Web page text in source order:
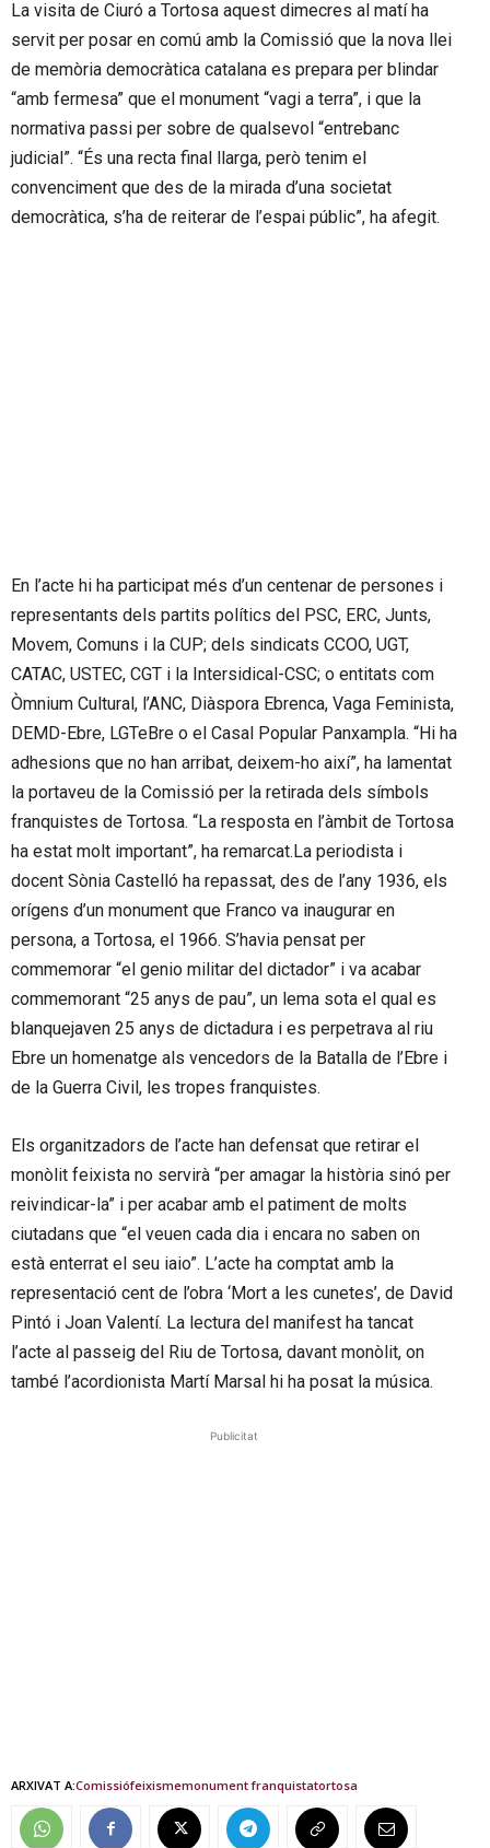
La visita de Ciuró a Tortosa aquest dimecres al matí ha
servit per posar en comú amb la Comissió que la nova llei
de memòria democràtica catalana es prepara per blindar
“amb fermesa” que el monument “vagi a terra”, i que la
normativa passi per sobre de qualsevol “entrebanc
judicial”. “És una recta final llarga, però tenim el
convenciment que des de la mirada d’una societat
democràtica, s’ha de reiterar de l’espai públic”, ha afegit.
En l’acte hi ha participat més d’un centenar de persones i
representants dels partits polítics del PSC, ERC, Junts,
Movem, Comuns i la CUP; dels sindicats CCOO, UGT,
CATAC, USTEC, CGT i la Intersidical-CSC; o entitats com
Òmnium Cultural, l’ANC, Diàspora Ebrenca, Vaga Feminista,
DEMD-Ebre, LGTeBre o el Casal Popular Panxampla. “Hi ha
adhesions que no han arribat, deixem-ho així”, ha lamentat
la portaveu de la Comissió per la retirada dels símbols
franquistes de Tortosa. “La resposta en l’àmbit de Tortosa
ha estat molt important”, ha remarcat.La periodista i
docent Sònia Castelló ha repassat, des de l’any 1936, els
orígens d’un monument que Franco va inaugurar en
persona, a Tortosa, el 1966. S’havia pensat per
commemorar “el genio militar del dictador” i va acabar
commemorant “25 anys de pau”, un lema sota el qual es
blanquejaven 25 anys de dictadura i es perpetrava al riu
Ebre un homenatge als vencedors de la Batalla de l’Ebre i
de la Guerra Civil, les tropes franquistes.
Els organitzadors de l’acte han defensat que retirar el
monòlit feixista no servirà “per amagar la història sinó per
reivindicar-la” i per acabar amb el patiment de molts
ciutadans que “el veuen cada dia i encara no saben on
està enterrat el seu iaio”. L’acte ha comptat amb la
representació cent de l’obra ‘Mort a les cunetes’, de David
Pintó i Joan Valentí. La lectura del manifest ha tancat
l’acte al passeig del Riu de Tortosa, davant monòlit, on
també l’acordionista Martí Marsal hi ha posat la música.
Publicitat
ARXIVAT A:Comissiófeixismemonument franquistatortosa